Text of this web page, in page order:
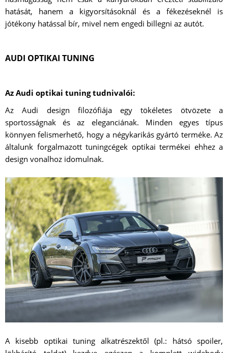
hatását, hanem a kigyorsításoknál és a fékezéseknél is
jótékony hatással bír, mivel nem engedi billegni az autót.
AUDI OPTIKAI TUNING
Az Audi optikai tuning tudnivalói:
Az Audi design filozófiája egy tökéletes ötvözete a
sportosságnak és az eleganciának. Minden egyes típus
könnyen felismerhető, hogy a négykarikás gyártó terméke. Az
általunk forgalmazott tuningcégek optikai termékei ehhez a
design vonalhoz idomulnak.
A kisebb optikai tuning alkatrészektől (pl.: hátsó spoiler,